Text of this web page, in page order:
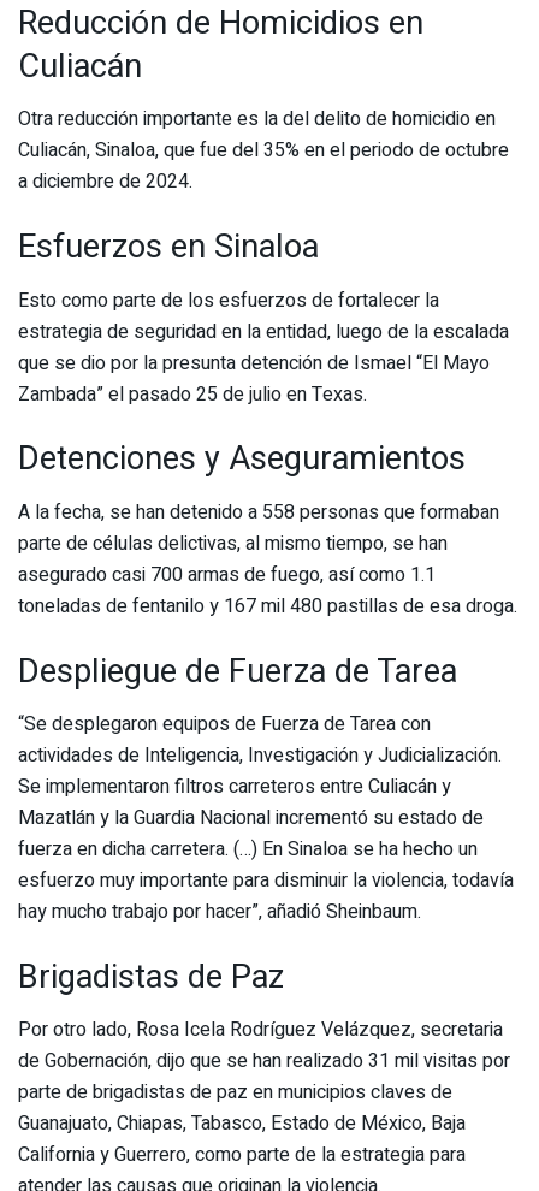
Reducción de Homicidios en
Culiacán
Otra reducción importante es la del delito de homicidio en
Culiacán, Sinaloa, que fue del 35% en el periodo de octubre
a diciembre de 2024.
Esfuerzos en Sinaloa
Esto como parte de los esfuerzos de fortalecer la
estrategia de seguridad en la entidad, luego de la escalada
que se dio por la presunta detención de Ismael “El Mayo
Zambada” el pasado 25 de julio en Texas.
Detenciones y Aseguramientos
A la fecha, se han detenido a 558 personas que formaban
parte de células delictivas, al mismo tiempo, se han
asegurado casi 700 armas de fuego, así como 1.1
toneladas de fentanilo y 167 mil 480 pastillas de esa droga.
Despliegue de Fuerza de Tarea
“Se desplegaron equipos de Fuerza de Tarea con
actividades de Inteligencia, Investigación y Judicialización.
Se implementaron filtros carreteros entre Culiacán y
Mazatlán y la Guardia Nacional incrementó su estado de
fuerza en dicha carretera. (…) En Sinaloa se ha hecho un
esfuerzo muy importante para disminuir la violencia, todavía
hay mucho trabajo por hacer”, añadió Sheinbaum.
Brigadistas de Paz
Por otro lado, Rosa Icela Rodríguez Velázquez, secretaria
de Gobernación, dijo que se han realizado 31 mil visitas por
parte de brigadistas de paz en municipios claves de
Guanajuato, Chiapas, Tabasco, Estado de México, Baja
California y Guerrero, como parte de la estrategia para